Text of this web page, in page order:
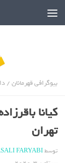
بیوگرافی قهرمانان/
کیانا
تهران
توسطFARYABI